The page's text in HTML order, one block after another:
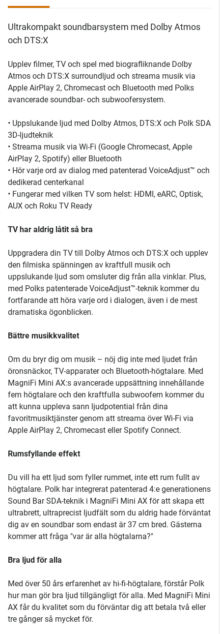
Ultrakompakt soundbarsystem med Dolby Atmos
och DTS:X
Upplev filmer, TV och spel med biografliknande Dolby
Atmos och DTS:X surroundljud och streama musik via
Apple AirPlay 2, Chromecast och Bluetooth med Polks
avancerade soundbar- och subwoofersystem.
• Uppslukande ljud med Dolby Atmos, DTS:X och Polk SDA
3D-ljudteknik
• Streama musik via Wi-Fi (Google Chromecast, Apple
AirPlay 2, Spotify) eller Bluetooth
• Hör varje ord av dialog med patenterad VoiceAdjust™ och
dedikerad centerkanal
• Fungerar med vilken TV som helst: HDMI, eARC, Optisk,
AUX och Roku TV Ready
TV har aldrig låtit så bra
Uppgradera din TV till Dolby Atmos och DTS:X och upplev
den filmiska spänningen av kraftfull musik och
uppslukande ljud som omsluter dig från alla vinklar. Plus,
med Polks patenterade VoiceAdjust™-teknik kommer du
fortfarande att höra varje ord i dialogen, även i de mest
dramatiska ögonblicken.
Bättre musikkvalitet
Om du bryr dig om musik – nöj dig inte med ljudet från
öronsnäckor, TV-apparater och Bluetooth-högtalare. Med
MagniFi Mini AX:s avancerade uppsättning innehållande
fem högtalare och den kraftfulla subwoofern kommer du
att kunna uppleva sann ljudpotential från dina
favoritmusiktjänster genom att streama över Wi-Fi via
Apple AirPlay 2, Chromecast eller Spotify Connect.
Rumsfyllande effekt
Du vill ha ett ljud som fyller rummet, inte ett rum fullt av
högtalare. Polk har integrerat patenterad 4:e generationens
Sound Bar SDA-teknik i MagniFi Mini AX för att skapa ett
ultrabrett, ultraprecist ljudfält som du aldrig hade förväntat
dig av en soundbar som endast är 37 cm bred. Gästerna
kommer att fråga "var är alla högtalarna?"
Bra ljud för alla
Med över 50 års erfarenhet av hi-fi-högtalare, förstår Polk
hur man gör bra ljud tillgängligt för alla. Med MagniFi Mini
AX får du kvalitet som du förväntar dig att betala två eller
tre gånger så mycket för.